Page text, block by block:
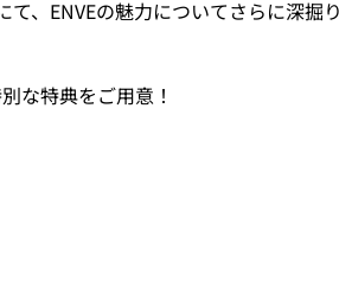
、ENVEの魅力についてさらに深掘り
な特典をご用意！